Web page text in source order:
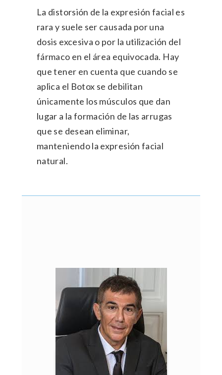
La distorsión de la expresión facial es
rara y suele ser causada por una
dosis excesiva o por la utilización del
fármaco en el área equivocada. Hay
que tener en cuenta que cuando se
aplica el Botox se debilitan
únicamente los músculos que dan
lugar a la formación de las arrugas
que se desean eliminar,
manteniendo la expresión facial
natural.